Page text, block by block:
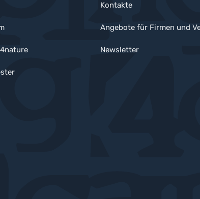
Kontakte
Angebote für Firmen und
Newsletter